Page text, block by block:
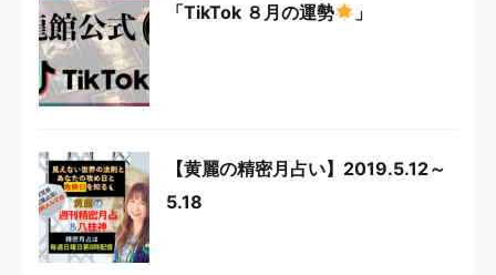
「TikTok ８月の運勢 」
【黄麗の精密月占い】2019.5.12～
5.18